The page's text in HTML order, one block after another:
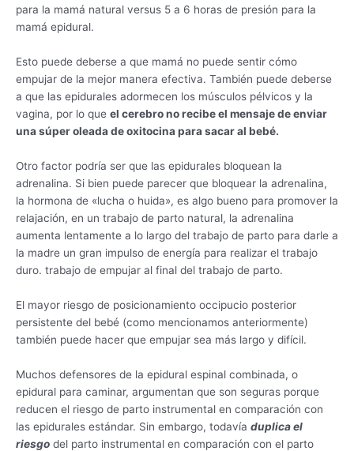
para la mamá natural versus 5 a 6 horas de presión para la
mamá epidural.
Esto puede deberse a que mamá no puede sentir cómo
empujar de la mejor manera efectiva. También puede deberse
a que las epidurales adormecen los músculos pélvicos y la
vagina, por lo que el cerebro no recibe el mensaje de enviar
una súper oleada de oxitocina para sacar al bebé.
Otro factor podría ser que las epidurales bloquean la
adrenalina. Si bien puede parecer que bloquear la adrenalina,
la hormona de «lucha o huida», es algo bueno para promover la
relajación, en un trabajo de parto natural, la adrenalina
aumenta lentamente a lo largo del trabajo de parto para darle a
la madre un gran impulso de energía para realizar el trabajo
duro. trabajo de empujar al final del trabajo de parto.
El mayor riesgo de posicionamiento occipucio posterior
persistente del bebé (como mencionamos anteriormente)
también puede hacer que empujar sea más largo y difícil.
Muchos defensores de la epidural espinal combinada, o
epidural para caminar, argumentan que son seguras porque
reducen el riesgo de parto instrumental en comparación con
las epidurales estándar. Sin embargo, todavía duplica el
riesgo del parto instrumental en comparación con el parto